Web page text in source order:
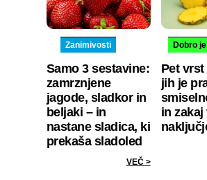
Zanimivosti
Samo 3 sestavine:
zamrznjene
jagode, sladkor in
beljaki – in
nastane sladica, ki
prekaša sladoled
VEČ >
Dobro
Pet
jih je
in zakaj